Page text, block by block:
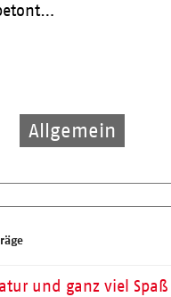
Kinder
Pflege
Allgemein
und ganz viel